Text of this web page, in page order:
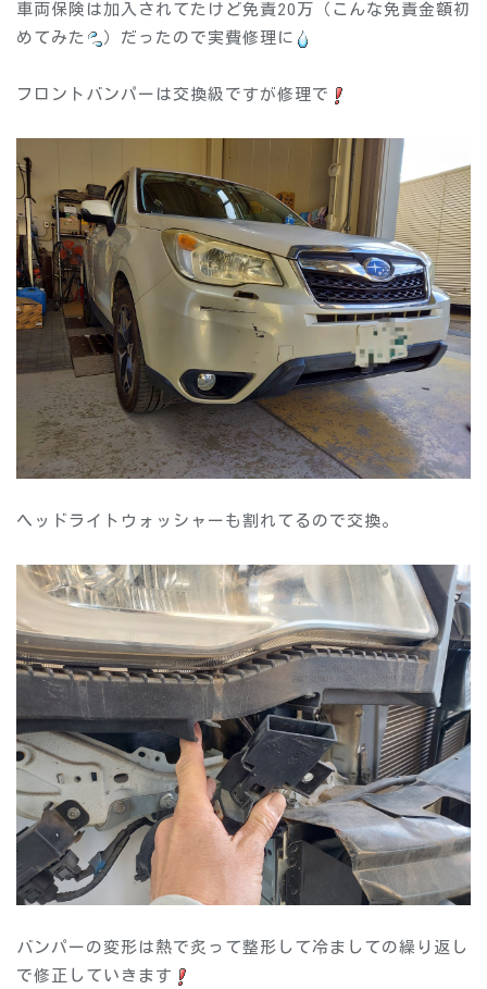
車両保険は加入されてたけど免責20万（こんな免責金額初
めてみた
）だったので実費修理に
フロントバンパーは交換級ですが修理で
ヘッドライトウォッシャーも割れてるので交換。
バンパーの変形は熱で炙って整形して冷ましての繰り返し
で修正していきます